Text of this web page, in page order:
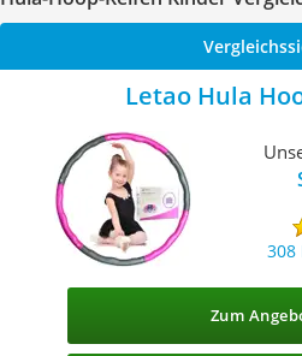
Letao Hula
308
Zum